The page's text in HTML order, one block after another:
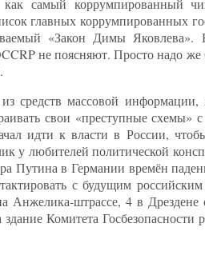
самый коррумпированный
главных коррумпированных
«Закон Димы Яковлева».
не поясняют. Просто надо
средств массовой
свои «преступные
идти к власти в России,
у любителей политической
Путина в Германии времён
с будущим
Анжелика-штрассе, 4 в
Комитета